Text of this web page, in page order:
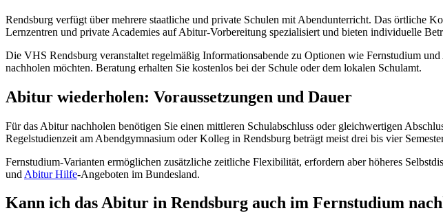
Rendsburg verfügt über mehrere staatliche und private Schulen mit Abendunterricht. Das örtliche
Lernzentren und private Academies auf Abitur-Vorbereitung spezialisiert und bieten individuelle
Die VHS Rendsburg veranstaltet regelmäßig Informationsabende zu Optionen wie Fernstudium
nachholen möchten. Beratung erhalten Sie kostenlos bei der Schule oder dem lokalen Schulamt.
Abitur wiederholen: Voraussetzungen und Dauer
Für das Abitur nachholen benötigen Sie einen mittleren Schulabschluss oder gleichwertigen
Regelstudienzeit am Abendgymnasium oder Kolleg in Rendsburg beträgt meist drei bis vier
Fernstudium-Varianten ermöglichen zusätzliche zeitliche Flexibilität, erfordern aber höheres
und Abitur Hilfe-Angeboten im Bundesland.
Kann ich das Abitur in Rendsburg auch im Fernstudium